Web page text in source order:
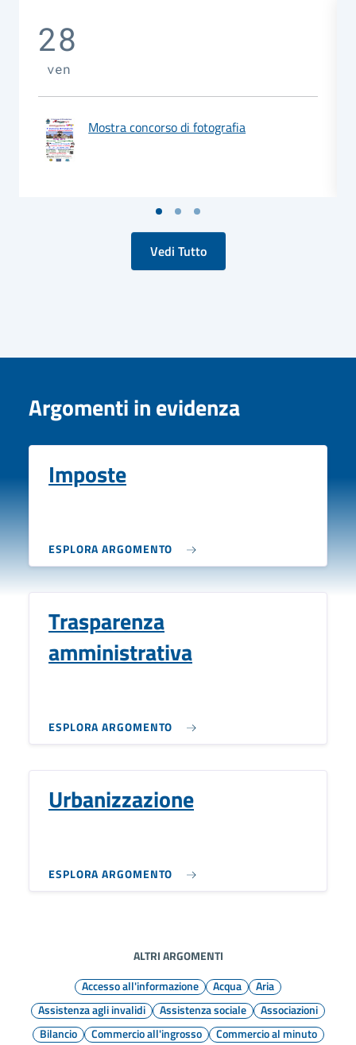
28
ven
Mostra concorso di fotografia
Vedi Tutto
Argomenti in evidenza
Imposte
ESPLORA ARGOMENTO
Trasparenza
amministrativa
ESPLORA ARGOMENTO
Urbanizzazione
ESPLORA ARGOMENTO
ALTRI ARGOMENTI
Accesso all'informazione
Acqua
Aria
Assistenza agli invalidi
Assistenza sociale
Associazioni
Bilancio
Commercio all'ingrosso
Commercio al minuto